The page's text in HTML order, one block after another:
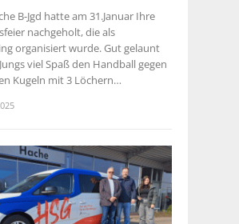
B-Jgd hatte am 31.Januar Ihre
nachgeholt, die als
organisiert wurde. Gut gelaunt
viel Spaß den Handball gegen
Kugeln mit 3 Löchern…